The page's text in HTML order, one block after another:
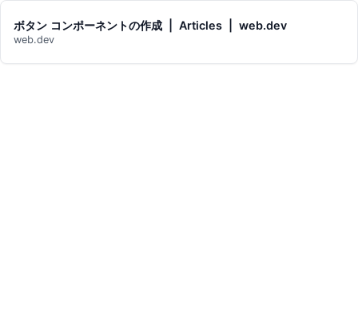
ボタン コンポーネントの作成 | Articles | web.dev
web.dev